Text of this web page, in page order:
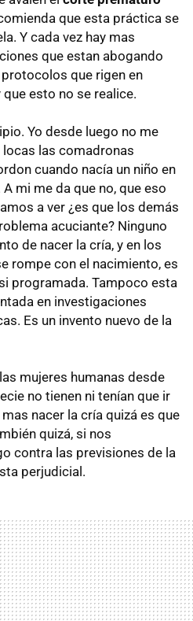
que esta práctica se
Y cada vez hay mas
que estan abogando
que rigen en
esto no se realice.
Yo desde luego no me
las comadronas
cuando nacía un niño en
mi me da que no, que eso
a ver ¿es que los demás
acuciante? Ninguno
de nacer la cría, y en los
rompe con el nacimiento, es
programada. Tampoco esta
en investigaciones
Es un invento nuevo de la
mujeres humanas desde
no tienen ni tenían que ir
nacer la cría quizá es que
quizá, si nos
contra las previsiones de la
perjudicial.